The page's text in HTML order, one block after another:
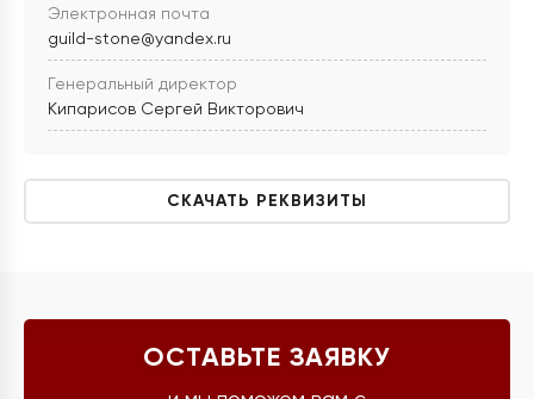
Электронная почта
guild-stone@yandex.ru
Генеральный директор
Кипарисов Сергей Викторович
СКАЧАТЬ РЕКВИЗИТЫ
ОСТАВЬТЕ ЗАЯВКУ